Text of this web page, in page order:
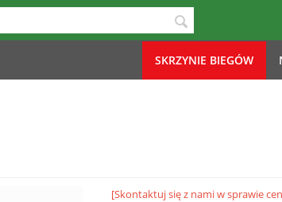
SKRZYNIE BIEGÓW
[Skontaktuj się z nami w sprawie